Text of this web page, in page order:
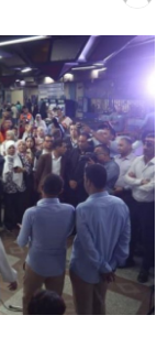
اقتصاد
اخبار الرياضة
منوعات
فن وثقافة
علوم وتكنولوجيا
المرأة والجمال